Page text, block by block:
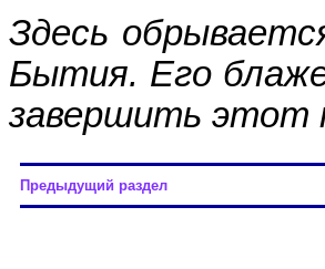
Здесь
Бытия. Его
завершить этот
Предыдущий раздел